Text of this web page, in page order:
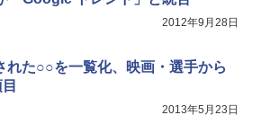
2012年9月28日
た○○を一覧化、映画・選手から
2013年5月23日